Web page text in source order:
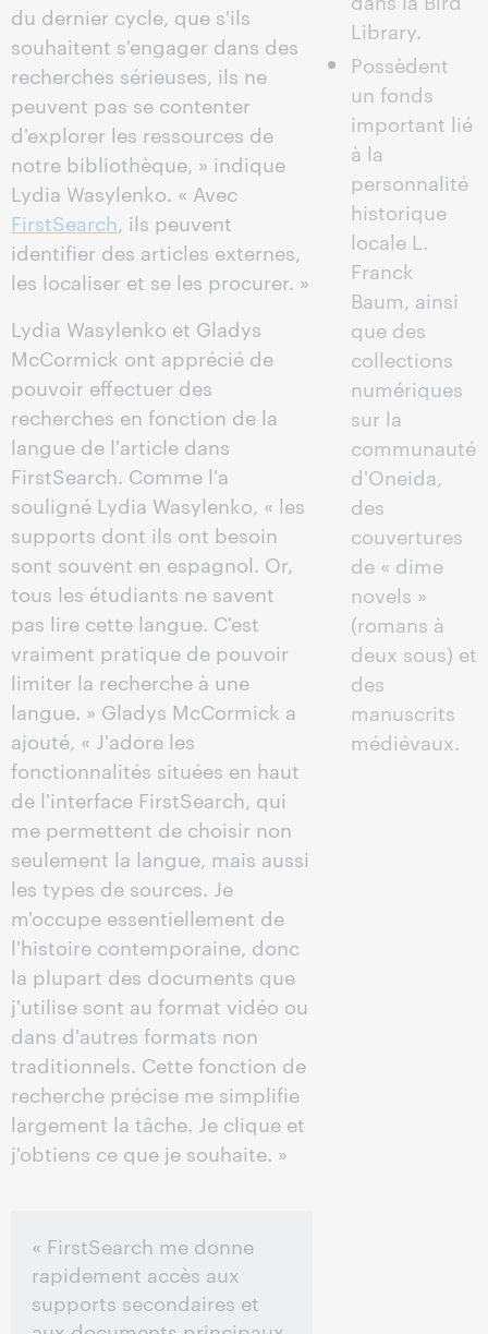
du dernier cycle, que s'ils
souhaitent s'engager dans des
recherches sérieuses, ils ne
peuvent pas se contenter
d'explorer les ressources de
notre bibliothèque, » indique
Lydia Wasylenko. « Avec
FirstSearch, ils peuvent
identifier des articles externes,
les localiser et se les procurer. »
Lydia Wasylenko et Gladys
McCormick ont apprécié de
pouvoir effectuer des
recherches en fonction de la
langue de l'article dans
FirstSearch. Comme l'a
souligné Lydia Wasylenko, « les
supports dont ils ont besoin
sont souvent en espagnol. Or,
tous les étudiants ne savent
pas lire cette langue. C'est
vraiment pratique de pouvoir
limiter la recherche à une
langue. » Gladys McCormick a
ajouté, « J'adore les
fonctionnalités situées en haut
de l'interface FirstSearch, qui
me permettent de choisir non
seulement la langue, mais aussi
les types de sources. Je
m'occupe essentiellement de
l'histoire contemporaine, donc
la plupart des documents que
j'utilise sont au format vidéo ou
dans d'autres formats non
traditionnels. Cette fonction de
recherche précise me simplifie
largement la tâche. Je clique et
j'obtiens ce que je souhaite. »
« FirstSearch me donne
rapidement accès aux
supports secondaires et
Library.
Possèdent
un fonds
important lié
à la
personnalité
historique
locale L.
Franck
Baum, ainsi
que des
collections
numériques
sur la
communauté
d'Oneida,
des
couvertures
de « dime
novels »
(romans à
deux sous) et
des
manuscrits
médiévaux.